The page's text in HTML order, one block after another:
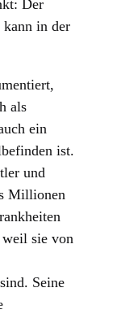
Der
kann in der
als
ein
ist.
und
Millionen
sie von
Seine